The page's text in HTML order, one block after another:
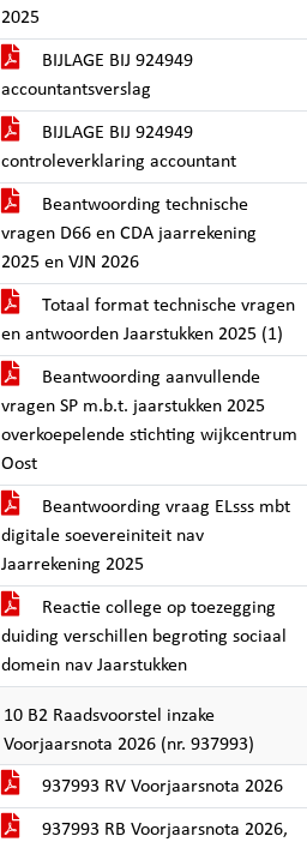
2025
BIJLAGE BIJ 924949
accountantsverslag
BIJLAGE BIJ 924949
controleverklaring accountant
Beantwoording technische
vragen D66 en CDA jaarrekening
2025 en VJN 2026
Totaal format technische vragen
en antwoorden Jaarstukken 2025 (1)
Beantwoording aanvullende
vragen SP m.b.t. jaarstukken 2025
overkoepelende stichting wijkcentrum
Oost
Beantwoording vraag ELsss mbt
digitale soevereiniteit nav
Jaarrekening 2025
Reactie college op toezegging
duiding verschillen begroting sociaal
domein nav Jaarstukken
10 B2 Raadsvoorstel inzake
Voorjaarsnota 2026 (nr. 937993)
937993 RV Voorjaarsnota 2026
937993 RB Voorjaarsnota 2026,